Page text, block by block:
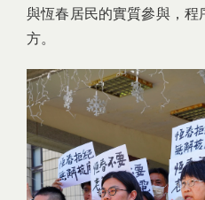
與恆春居民的實質參與，
方。